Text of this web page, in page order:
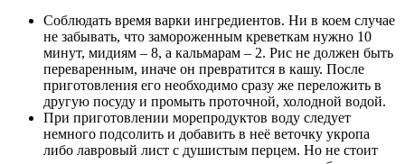
Соблюдать время варки ингредиентов. Ни в коем случае
не забывать, что замороженным креветкам нужно 10
минут, мидиям – 8, а кальмарам – 2. Рис не должен быть
переваренным, иначе он превратится в кашу. После
приготовления его необходимо сразу же переложить в
другую посуду и промыть проточной, холодной водой.
При приготовлении морепродуктов воду следует
немного подсолить и добавить в неё веточку укропа
либо лавровый лист с душистым перцем. Но не стоит